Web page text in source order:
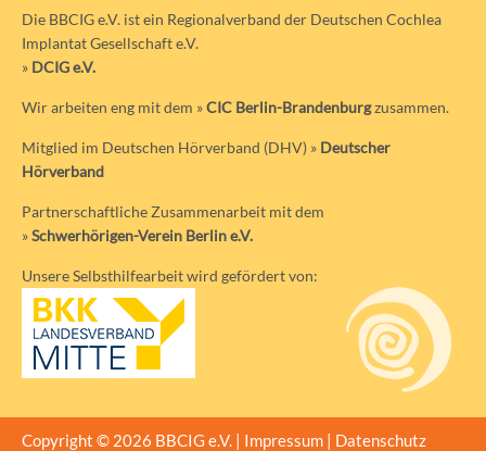
Die BBCIG e.V. ist ein Regionalverband der Deutschen Cochlea
Implantat Gesellschaft e.V.
» DCIG e.V.
Wir arbeiten eng mit dem »CIC Berlin-Brandenburgzusammen.
Mitglied im Deutschen Hörverband (DHV) » Deutscher
Hörverband
Partnerschaftliche Zusammenarbeit mit dem
»Schwerhörigen-Verein Berlin e.V.
Unsere Selbsthilfearbeit wird gefördert von:
Copyright © 2026 BBCIG e.V. | Impressum | Datenschutz